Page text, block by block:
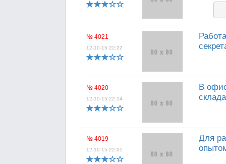
№ 4021
12-10-15 22:22
№ 4020
12-10-15 22:14
В
№ 4019
12-10-15 22:05
Для